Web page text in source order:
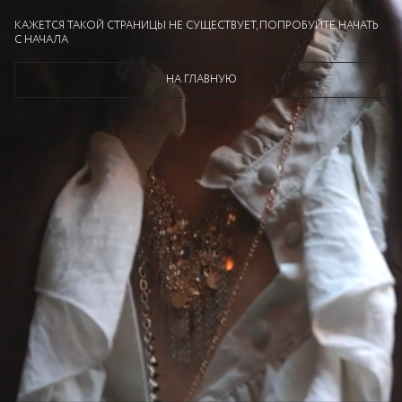
КАЖЕТСЯ ТАКОЙ СТРАНИЦЫ НЕ СУЩЕСТВУЕТ, ПОПРОБУЙТЕ НАЧАТЬ
С НАЧАЛА
НА ГЛАВНУЮ